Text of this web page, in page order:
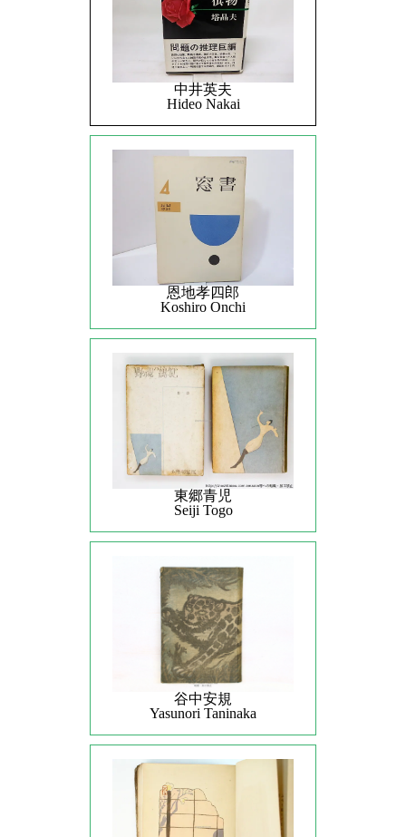
中井英夫
Hideo Nakai
恩地孝四郎
Koshiro Onchi
東郷青児
Seiji Togo
谷中安規
Yasunori Taninaka